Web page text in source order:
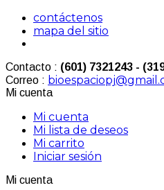
contáctenos
mapa del sitio
Contacto : (601) 7321243 -
Correo :
Mi cuenta
Mi cuenta
Mi lista de deseos
Mi carrito
Iniciar sesión
Mi cuenta